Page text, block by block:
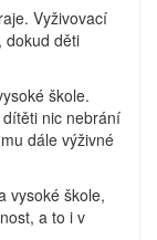
Vyživovací
dokud děti
škole.
nic nebrání
dále výživné
vysoké škole,
a to i v